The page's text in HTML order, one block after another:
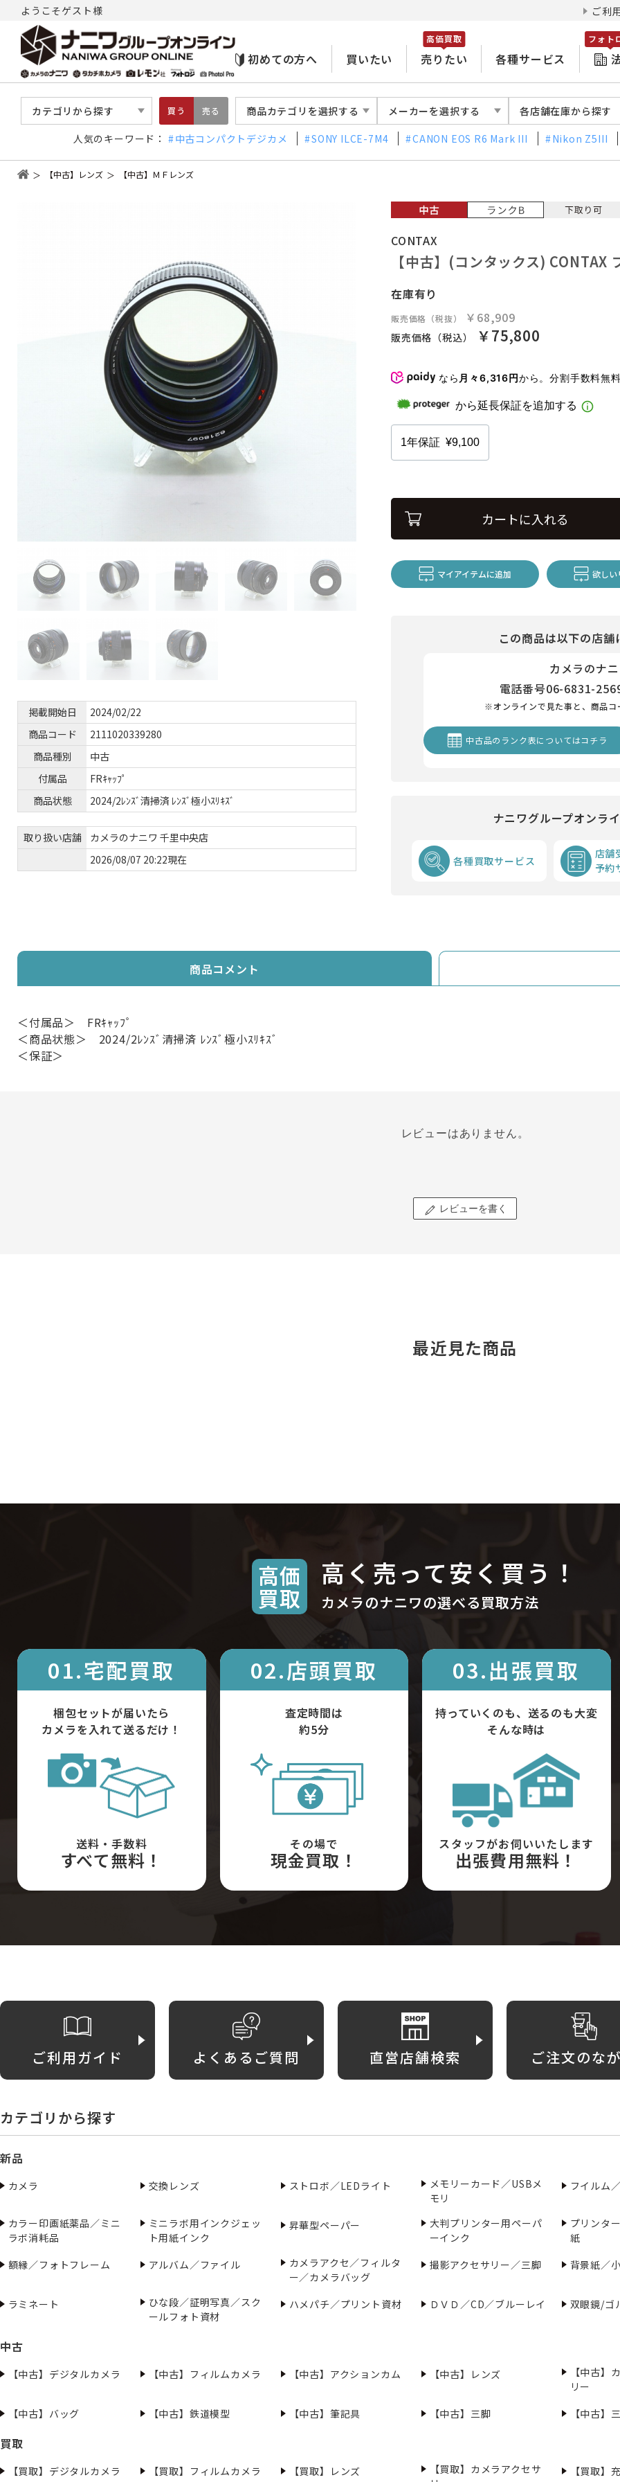
ようこそゲスト様 ご利
初めての方へ 買いたい 売りたい
高価買取
各種サービス
フォト
カテゴリから探す 買う 売る 商品カテゴリを選択する メーカーを選択する 各店舗在庫から探す
人気のキーワード： 中古コンパクトデジカメ SONY ILCE-7M4 CANON EOS R6 Mark III Nikon Z5III
【中古】レンズ 【中古】ＭＦレンズ
掲載開始日
2024/02/22
商品コード
2111020339280
商品種別
中古
付属品
FRｷｬｯﾌﾟ
商品状態
2024/2ﾚﾝｽﾞ清掃済 ﾚﾝｽﾞ極小ｽﾘｷｽﾞ
取り扱い店舗
カメラのナニワ 千里中央店
2026/08/07 20:22現在
CONTAX
【中古】(コンタックス)
在庫有り
販売価格（税抜） ￥68,909
販売価格（税込） ￥75,800
なら 月々6,316円から。分割手数料無
カートに入れる
マイアイテムに追加 欲しい
この商品は以下の店
カメラのナ
電話番号06-6831-
※オンラインで見た事と、商品コ
中古品のランク表についてはコチラ
ナニワグループオンラ
各種買取サービス
店舗
予約
商品コメント
＜付属品＞ FRｷｬｯﾌﾟ
＜商品状態＞ 2024/2ﾚﾝｽﾞ清掃済 ﾚﾝｽﾞ極小ｽﾘｷｽﾞ
＜保証＞
レビューはありません。
レビューを書く
最近見た商品
高価
買取
高く売って安く買う！
カメラのナニワの選べる買取方法
01.宅配買取
梱包セットが届いたら
カメラを入れて送るだけ！
送料・手数料
すべて無料！
02.店頭買取
査定時間は
約5分
その場で
現金買取！
03.出張買取
持っていくのも、送るのも大変
そんな時は
スタッフがお伺いいたします
出張費用無料！
ご利用ガイド よくあるご質問 直営店舗検索 ご注文のな
カテゴリから探す
新品
カメラ 交換レンズ ストロボ／LEDライト
メモリーカード／USBメ
モリ
フイルム
カラー印画紙薬品／ミニ
ラボ消耗品
ミニラボ用インクジェッ
ト用紙インク
昇華型ペーパー
大判プリンター用ペーパ
ーインク
プリンタ
紙
額縁／フォトフレーム
アルバム／ファイル
カメラアクセ／フィルタ
ー／カメラバッグ
撮影アクセサリー／三脚 背景紙／
ラミネート
ひな段／証明写真／スク
ールフォト資材
ハメパチ／プリント資材 ＤＶＤ／CD／ブルーレイ 双眼鏡/ゴ
中古
【中古】デジタルカメラ 【中古】フィルムカメラ 【中古】アクションカム 【中古】レンズ
【中古】
リー
【中古】バッグ
【中古】鉄道模型 【中古】筆記具 【中古】三脚 【中古】
買取
【買取】デジタルカメラ 【買取】フィルムカメラ 【買取】レンズ
【買取】カメラアクセサ
【買取】